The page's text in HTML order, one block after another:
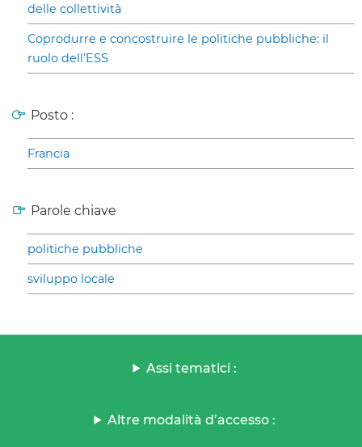
delle collettività
Coprodurre e concostruire le politiche pubbliche: il
ruolo dell’ESS
Posto :
Francia
Parole chiave
politiche pubbliche
sviluppo locale
Assi tematici :
Altre modalità d’accesso :